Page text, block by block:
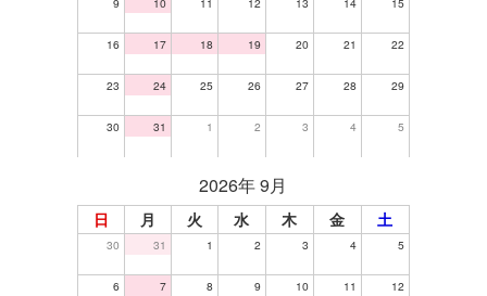
16 17 18 19 20 21 22
23 24 25 26 27 28 29
30 31 1 2 3 4 5
2026年 9月
日 月 火 水 木 金 土
30 31 1 2 3 4 5
6 7 8 9 10 11 12